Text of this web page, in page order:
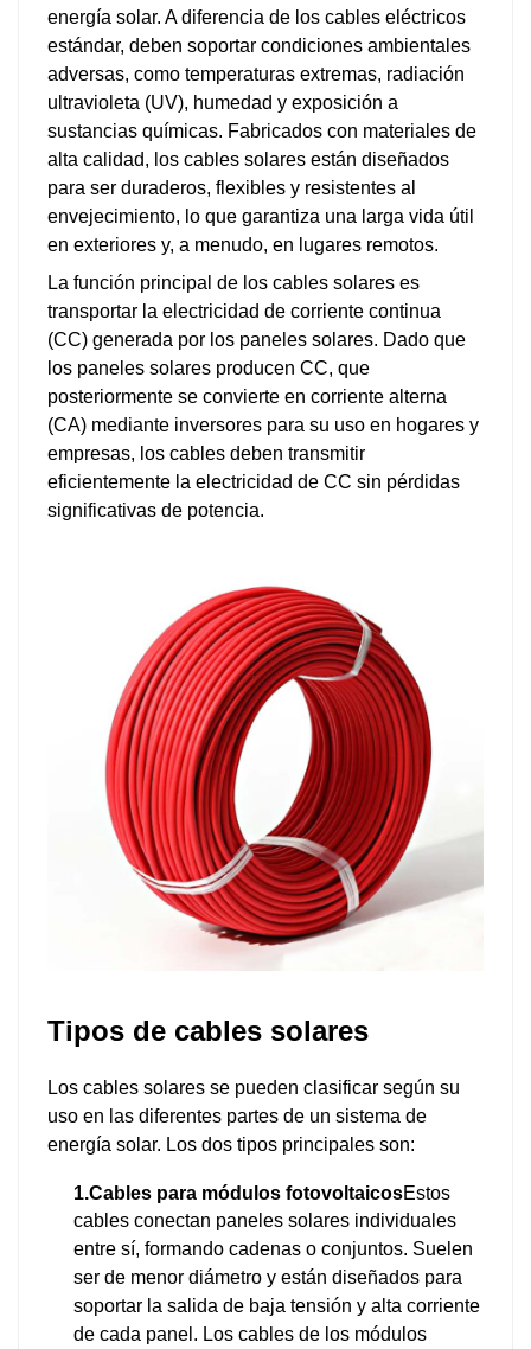
energía solar. A diferencia de los cables eléctricos
estándar, deben soportar condiciones ambientales
adversas, como temperaturas extremas, radiación
ultravioleta (UV), humedad y exposición a
sustancias químicas. Fabricados con materiales de
alta calidad, los cables solares están diseñados
para ser duraderos, flexibles y resistentes al
envejecimiento, lo que garantiza una larga vida útil
en exteriores y, a menudo, en lugares remotos.
La función principal de los cables solares es
transportar la electricidad de corriente continua
(CC) generada por los paneles solares. Dado que
los paneles solares producen CC, que
posteriormente se convierte en corriente alterna
(CA) mediante inversores para su uso en hogares y
empresas, los cables deben transmitir
eficientemente la electricidad de CC sin pérdidas
significativas de potencia.
Tipos de cables solares
Los cables solares se pueden clasificar según su
uso en las diferentes partes de un sistema de
energía solar. Los dos tipos principales son:
1.Cables para módulos fotovoltaicosEstos
cables conectan paneles solares individuales
entre sí, formando cadenas o conjuntos. Suelen
ser de menor diámetro y están diseñados para
soportar la salida de baja tensión y alta corriente
de cada panel. Los cables de los módulos